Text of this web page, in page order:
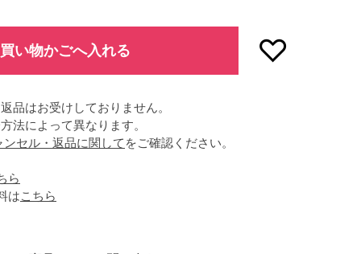
買い物かごへ入れる
品はお受けしておりません。
法によって異なります。
セル・返品に関して をご確認ください。
ら
はこちら